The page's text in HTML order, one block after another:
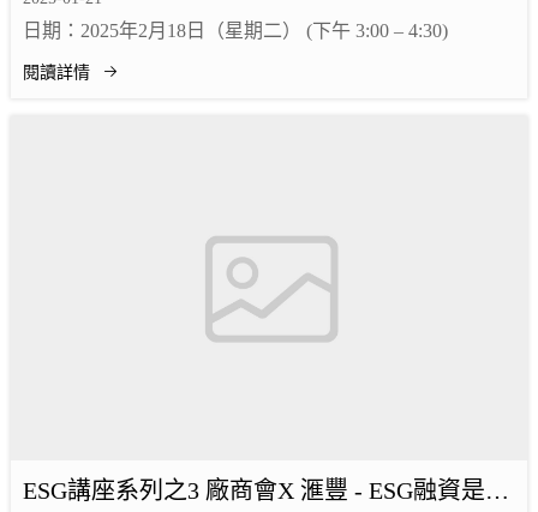
日期：2025年2月18日（星期二） (下午 3:00 – 4:30)
閱讀詳情
ESG講座系列之3 廠商會X 滙豐 - ESG融資是中